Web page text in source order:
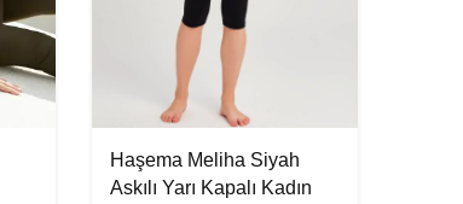
Haşema Meliha Siyah
Askılı Yarı Kapalı Kadın